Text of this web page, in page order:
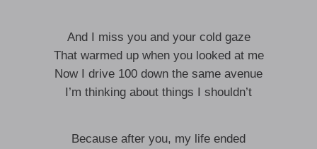
And I miss you and your cold gaze
That warmed up when you looked at me
Now I drive 100 down the same avenue
I’m thinking about things I shouldn’t
Because after you, my life ended